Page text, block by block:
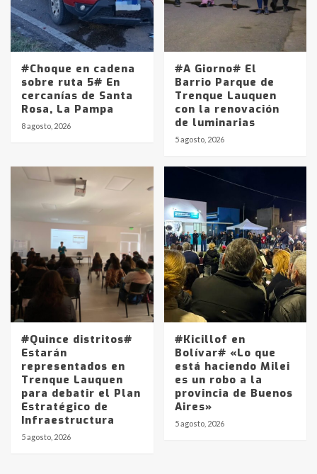
#Choque en cadena
sobre ruta 5# En
cercanías de Santa
Rosa, La Pampa
8 agosto, 2026
#A Giorno# El
Barrio Parque de
Trenque Lauquen
con la renovación
de luminarias
5 agosto, 2026
#Quince distritos#
Estarán
representados en
Trenque Lauquen
para debatir el Plan
Estratégico de
Infraestructura
5 agosto, 2026
#Kicillof en
Bolívar# «Lo que
está haciendo Milei
es un robo a la
provincia de Buenos
Aires»
5 agosto, 2026
Identidad de los adolescentes
protagonistas del fatal accidente
en la mañana del lunes
4
Accidente en Ruta 5: falleció un
joven de Trenque Lauquen
5
Los precios de los combustibles en
La Pampa, desde YPF hasta Axion
entre 857 a 1338 pesos
6
La Bolsa de Cereales de Bahía
Blanca anticipa que Agosto vendrá
con lluvias y heladas, en gran parte
de la provincia